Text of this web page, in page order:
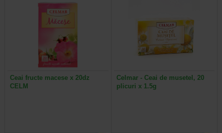
Ceai fructe macese x 20dz
CELM
Celmar - Ceai de musetel, 20
plicuri x 1.5g